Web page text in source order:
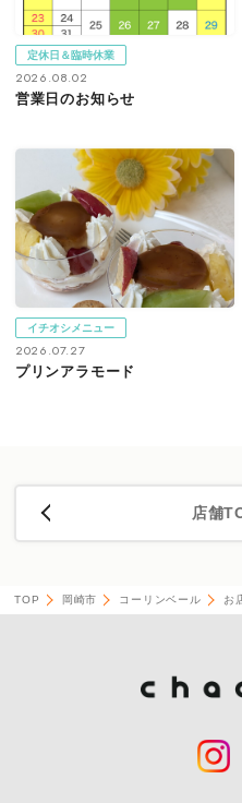
定休日＆臨時休業
2026.08.02
営業日のお知らせ
イチオシメニュー
2026.07.27
プリンアラモード
店舗
TOP 岡崎市 コーリンベール お